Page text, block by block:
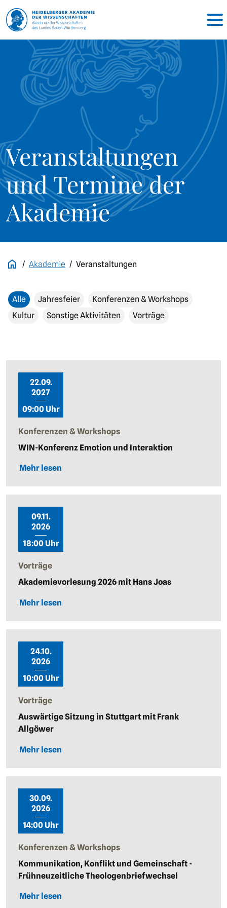
Veranstaltungen
und Termine der
Akademie
Akademie Veranstaltungen
Alle Jahresfeier
Konferenzen & Workshops
Kultur
Sonstige Aktivitäten Vorträge
22.09.
2027
09:00 Uhr
Konferenzen & Workshops
WIN-Konferenz Emotion und Interaktion
Mehr lesen
09.11.
2026
18:00 Uhr
Vorträge
Akademievorlesung 2026 mit Hans Joas
Mehr lesen
24.10.
2026
10:00 Uhr
Vorträge
Auswärtige Sitzung in Stuttgart mit Frank
Allgöwer
Mehr lesen
30.09.
2026
14:00 Uhr
Konferenzen & Workshops
Kommunikation, Konflikt und Gemeinschaft -
Frühneuzeitliche Theologenbriefwechsel
Mehr lesen